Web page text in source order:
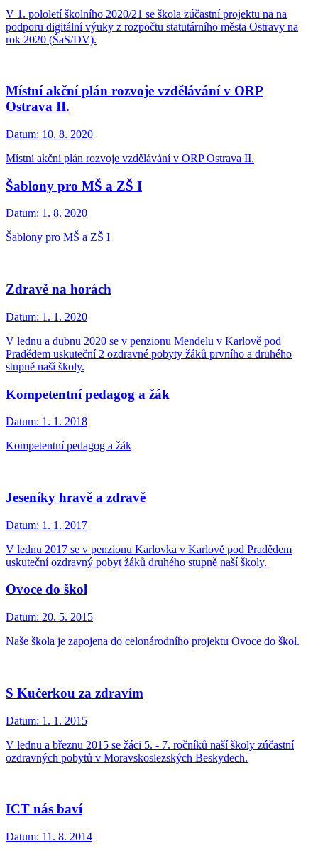
V 1. pololetí školního 2020/21 se škola zúčastní projektu na na
podporu digitální výuky z rozpočtu statutárního města Ostravy na
rok 2020 (ŠaS/DV).
Místní akční plán rozvoje vzdělávání v ORP
Ostrava II.
Datum: 10. 8. 2020
Místní akční plán rozvoje vzdělávání v ORP Ostrava II.
Šablony pro MŠ a ZŠ I
Datum: 1. 8. 2020
Šablony pro MŠ a ZŠ I
Zdravě na horách
Datum: 1. 1. 2020
V lednu a dubnu 2020 se v penzionu Mendelu v Karlově pod
Pradědem uskuteční 2 ozdravné pobyty žáků prvního a druhého
stupně naší školy.
Kompetentní pedagog a žák
Datum: 1. 1. 2018
Kompetentní pedagog a žák
Jeseníky hravě a zdravě
Datum: 1. 1. 2017
V lednu 2017 se v penzionu Karlovka v Karlově pod Pradědem
uskuteční ozdravný pobyt žáků druhého stupně naší školy.
Ovoce do škol
Datum: 20. 5. 2015
Naše škola je zapojena do celonárodního projektu Ovoce do škol.
S Kučerkou za zdravím
Datum: 1. 1. 2015
V lednu a březnu 2015 se žáci 5. - 7. ročníků naší školy zúčastní
ozdravných pobytů v Moravskoslezských Beskydech.
ICT nás baví
Datum: 11. 8. 2014